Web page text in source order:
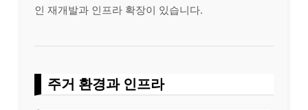
인 재개발과 인프라 확장이 있습니다.
주거 환경과 인프라